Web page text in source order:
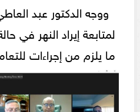
ووجه الدكتور عبد
لمتابعة إيراد النهر في
ما يلزم من إجراءات